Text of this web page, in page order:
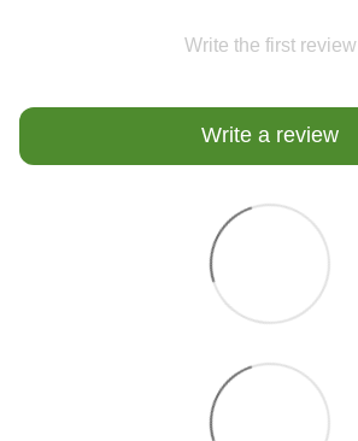
Write the first review
Write a review